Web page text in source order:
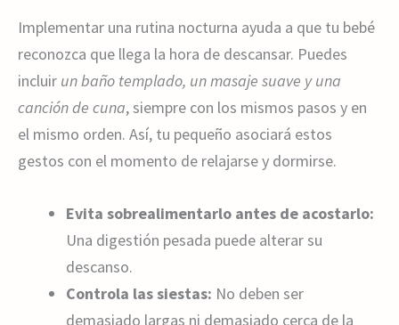
Implementar una rutina nocturna ayuda a que tu bebé
reconozca que llega la hora de descansar. Puedes
incluir un baño templado, un masaje suave y una
canción de cuna, siempre con los mismos pasos y en
el mismo orden. Así, tu pequeño asociará estos
gestos con el momento de relajarse y dormirse.
Evita sobrealimentarlo antes de acostarlo:
Una digestión pesada puede alterar su
descanso.
Controla las siestas: No deben ser
demasiado largas ni demasiado cerca de la